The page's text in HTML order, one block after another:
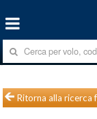
Ritorna alla ricerca